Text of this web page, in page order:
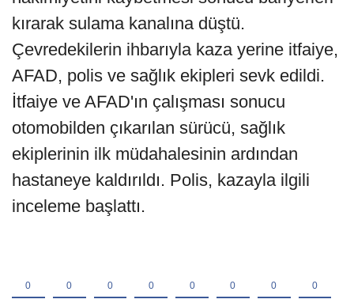
kırarak sulama kanalına düştü.
Çevredekilerin ihbarıyla kaza yerine itfaiye,
AFAD, polis ve sağlık ekipleri sevk edildi.
İtfaiye ve AFAD'ın çalışması sonucu
otomobilden çıkarılan sürücü, sağlık
ekiplerinin ilk müdahalesinin ardından
hastaneye kaldırıldı. Polis, kazayla ilgili
inceleme başlattı.